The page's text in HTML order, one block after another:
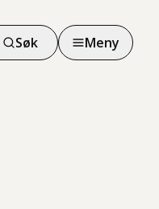
Søk Meny